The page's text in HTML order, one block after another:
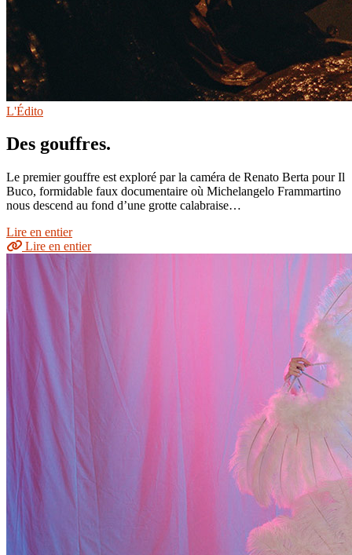
L'Édito
Des gouffres.
Le premier gouffre est exploré par la caméra de Renato Berta pour Il
Buco, formidable faux documentaire où Michelangelo Frammartino
nous descend au fond d’une grotte calabraise…
Lire en entier
Lire en entier